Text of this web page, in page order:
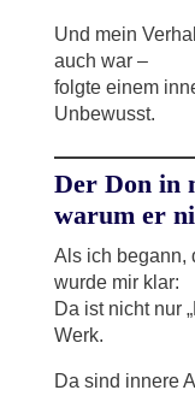
Und mein
auch war –
folgte einem
Unbewusst.
Der Don in
warum er
Als ich begann,
wurde mir klar:
Da ist nicht nur
Werk.
Da sind innere